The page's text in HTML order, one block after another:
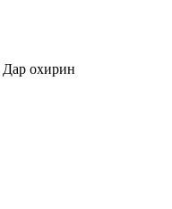
Дар охирин